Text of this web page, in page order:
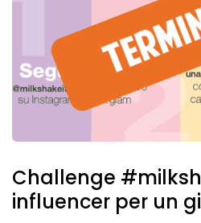
Challenge
influencer per un